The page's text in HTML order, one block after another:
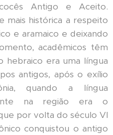
Antigo e Aceito.
mais histórica a respeito
e aramaico e deixando
acadêmicos têm
era uma língua
antigos, após o exílio
quando a língua
na região era o
por volta do século VI
conquistou o antigo